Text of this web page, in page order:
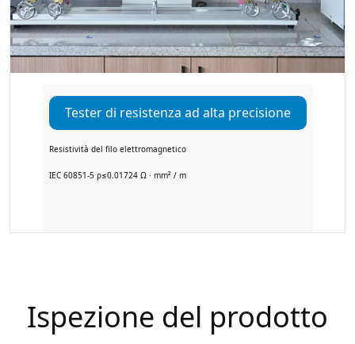
Pacchetto un mese / ogni marzo / giugno
campionamento di scorrimento, un totale di
34 categorie, più di 60 bambini, formando “
piattaforma a circuito chiuso per motori
2025 ad alta densità di potenza, lunga durata
e obiettivi a basso rumore forniscono
supporto digitale.
Tester di resistenza ad alta precisione
Resistività del filo elettromagnetico
IEC 60851-5 ρ≤0.01724 Ω · mm² / m
Ispezione del prodotto